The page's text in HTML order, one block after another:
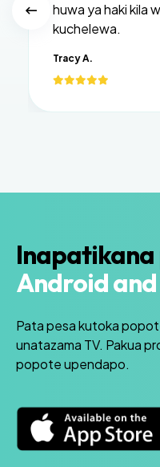
huwa ya haki kila
kuchelewa.
Tracy A.
Inapatikana
Android and
Pata pesa kutoka
unatazama TV. Pakua
popote upendapo.